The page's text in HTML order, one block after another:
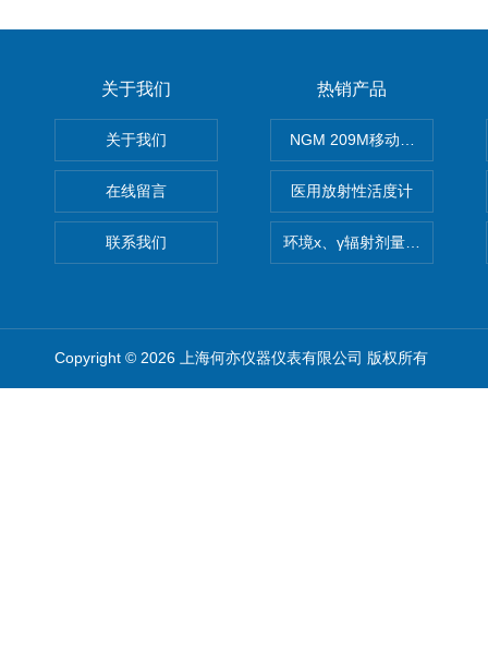
关于我们
关于我们
在线留言
联系我们
热销产品
NGM 209M移动式惰性气体
医用放射性活度计
环境x、γ辐射剂量率仪
Copyright © 2026 上海何亦仪器仪表有限公司 版权所有